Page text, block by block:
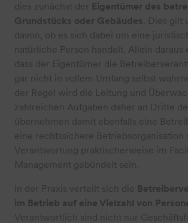
dies zunächst der Eigentümer des
Grundstücks oder Gebäudes
. Dies gilt
davon, ob es sich dabei um eine
natürliche Person handelt. Allein daraus
dass der Eigentümer die
gar nicht in vollem Umfang selbst
der Regel wird die Leitung und
zahlreichen Aufgaben daher an Dritte
übernehmen damit ebenfalls eine
eine rechtssichere Betriebsorganisation
Verantwortung praktischerweise im
Management gebündelt sein.
In der Praxis verteilt sich die
im Betrieb auf eine Vielzahl von
Verantwortlich sind nicht nur